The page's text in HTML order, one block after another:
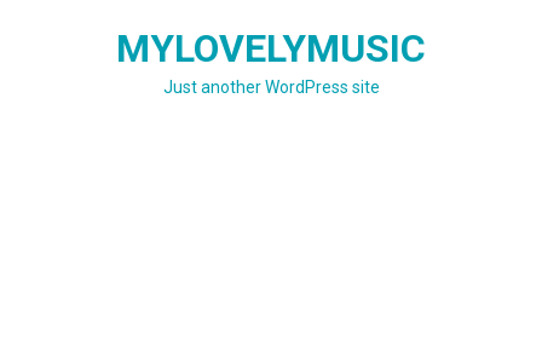
MYLOVELYMUSIC
Just another WordPress site